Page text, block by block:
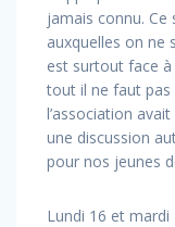
jamais connu.
auxquelles on ne
est surtout face à
tout il ne faut pas
l’association
une discussion
pour nos jeunes
Lundi 16 et